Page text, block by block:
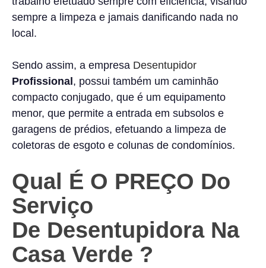
sempre a limpeza e jamais danificando nada no
local.
Sendo assim, a empresa Desentupidor
Profissional , possui também um caminhão
compacto conjugado, que é um equipamento
menor, que permite a entrada em subsolos e
garagens de prédios, efetuando a limpeza de
coletoras de esgoto e colunas de condomínios.
Qual É O PREÇO Do
Serviço
De Desentupidora Na
Casa Verde ?